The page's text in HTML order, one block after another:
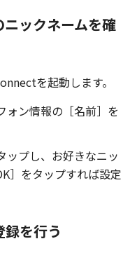
ックネームを確
を起動します。
ォン情報の［名前］を
ップし、お好きなニッ
］をタップすれば設定
を行う